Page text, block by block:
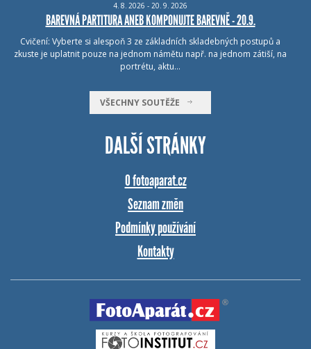
4. 8. 2026 - 20. 9. 2026
BAREVNÁ PARTITURA ANEB KOMPONUJTE BAREVNĚ - 20.9.
Cvičení: Vyberte si alespoň 3 ze základních skladebných postupů a
zkuste je uplatnit pouze na jednom námětu např. na jednom zátiší, na
portrétu, aktu…
VŠECHNY SOUTĚŽE
DALŠÍ STRÁNKY
O fotoaparat.cz
Seznam změn
Podmínky používání
Kontakty